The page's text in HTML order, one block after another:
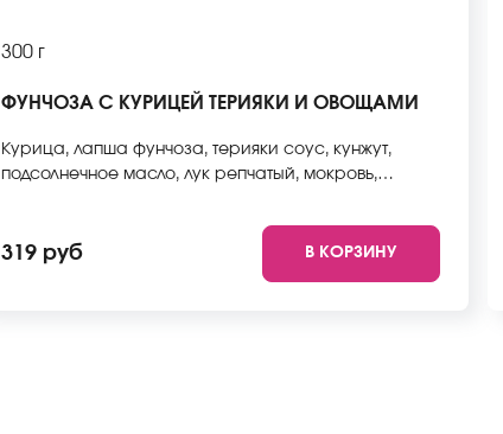
300 г
ФУНЧОЗА С КУРИЦЕЙ ТЕРИЯКИ И ОВОЩАМИ
Курица, лапша фунчоза, терияки соус, кунжут,
подсолнечное масло, лук репчатый, мокровь,
перец, микс имбирь-чеснок. *Внешний вид блюда
может отличаться от фото на сайте.
319 руб В КОРЗИНУ